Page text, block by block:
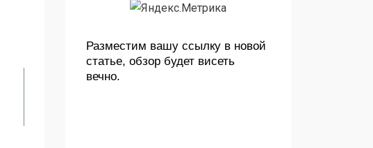
Разместим вашу ссылку в новой
статье, обзор будет висеть
вечно.